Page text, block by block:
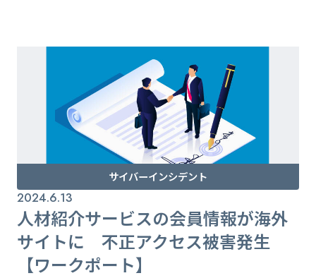
サイバーインシデント
2024.6.13
人材紹介サービスの会員情報が海外
サイトに 不正アクセス被害発生
【ワークポート】